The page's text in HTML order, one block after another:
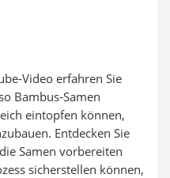
Video erfahren Sie
Bambus-Samen
eintopfen können,
Entdecken Sie
Samen vorbereiten
sicherstellen können,